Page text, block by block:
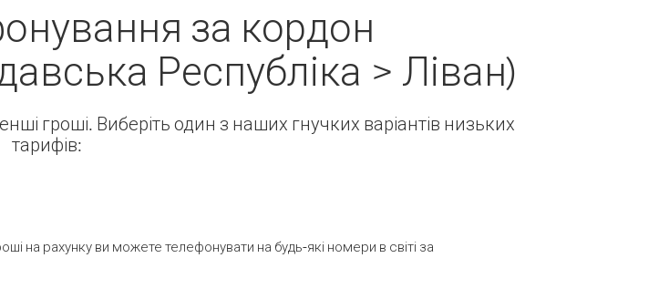
за кордон
Республіка > Ліван)
гроші. Виберіть один з наших гнучких варіантів низьких
тарифів:
на рахунку ви можете телефонувати на будь-які номери в світі за